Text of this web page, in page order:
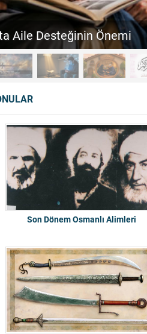
Aile Desteğinin Önemi
Son Dönem Osmanlı Alimleri